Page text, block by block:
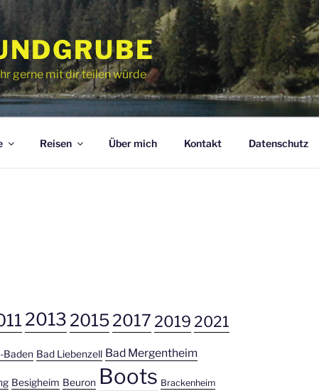
gerne mit dir teilen würde
Reisen Über mich Kontakt Datenschutz
2013 20152017 2019 2021
Baden Bad Liebenzell Bad Mergentheim
Besigheim Beuron Boots Brackenheim